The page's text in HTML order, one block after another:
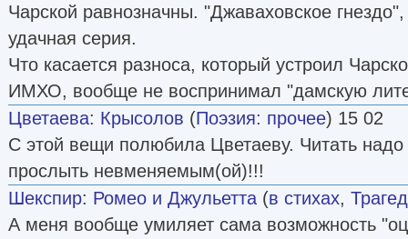
Чарской равнозначны. "Джаваховское
удачная серия.
Что касается разноса, который устроил
ИМХО, вообще не воспринимал "дамскую
Цветаева: Крысолов (Поэзия: прочее) 15 02
С этой вещи полюбила Цветаеву. Читать надо
прослыть невменяемым(ой)!!!
Шекспир: Ромео и Джульетта (в стихах,
А меня вообще умиляет сама возможность